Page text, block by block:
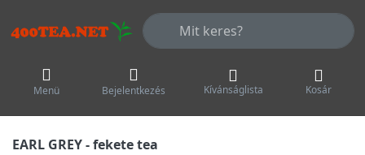
Adja meg a keresőszót. Az első
Menü Bejelentkezés Kívánságlista Kosár
EARL GREY - fekete tea